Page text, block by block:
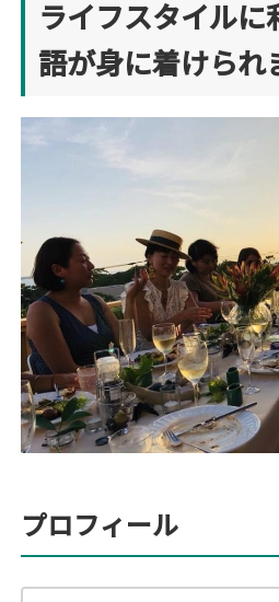
ライフスタイルに
語が身に着けられ
プロフィール